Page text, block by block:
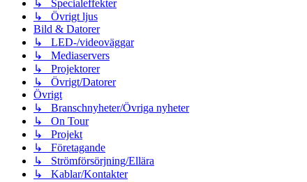
↳ Specialeffekter
↳ Övrigt ljus
Bild & Datorer
↳ LED-/videoväggar
↳ Mediaservers
↳ Projektorer
↳ Övrigt/Datorer
Övrigt
↳ Branschnyheter/Övriga nyheter
↳ On Tour
↳ Projekt
↳ Företagande
↳ Strömförsörjning/Ellära
↳ Kablar/Kontakter